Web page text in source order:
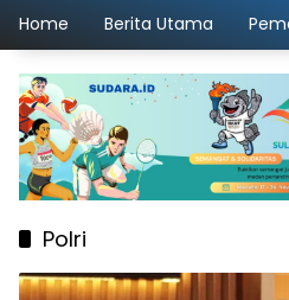
Home Berita Utama
Polri